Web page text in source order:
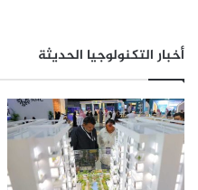
أخبار التكنولوجيا الحديثة